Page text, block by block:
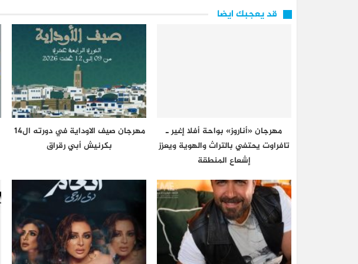
قد يعجبك ايضا
مهرجان «أناروز» بواحة أفلا إغير ـ
تافراوت يحتفي بالتراث والهوية ويعزز
إشعاع المنطقة
مهرجان صيف الاوداية في دورته ال14
بكرنيش أبي رقراق